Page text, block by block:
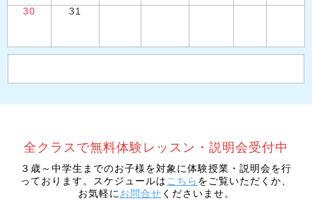
30 31
３歳～中学生までのお子様を対象に体験授業・説明会を行
っております。スケジュールはこちら をご覧いただくか、
お気軽にお問合せ くださいませ。